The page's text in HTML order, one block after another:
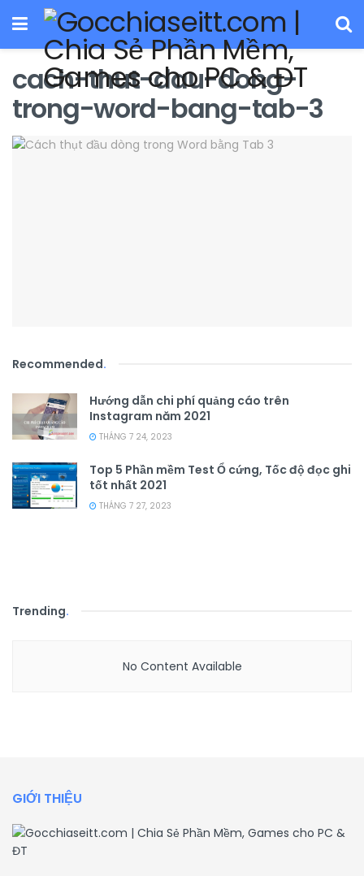
cach-thut-dau-dong-
trong-word-bang-tab-3
Recommended.
Hướng dẫn chi phí quảng cáo trên
Instagram năm 2021
THÁNG 7 24, 2023
Top 5 Phần mềm Test Ổ cứng, Tốc độ đọc ghi
tốt nhất 2021
THÁNG 7 27, 2023
Trending.
No Content Available
GIỚI THIỆU